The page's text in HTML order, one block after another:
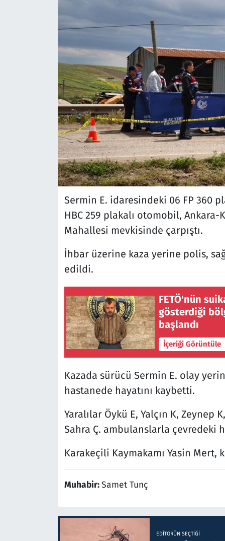
Sermin E. idaresindeki 06 FP 360
HBC 259 plakalı otomobil,
Mahallesi mevkisinde çarpıştı.
İhbar üzerine kaza yerine polis,
edildi.
FETÖ'nün
gösterdiği
başlandı
İçeriği Görüntüle
Kazada sürücü Sermin E. olay
hastanede hayatını kaybetti.
Yaralılar Öykü E, Yalçın K, Zeynep
Sahra Ç. ambulanslarla çevredeki
Karakeçili Kaymakamı Yasin
Muhabir:Samet Tunç
EDITÖRÜN SEÇTIĞI